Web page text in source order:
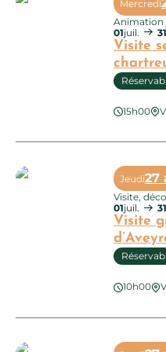
Visite
15h00
Mercredi
Animation
01juil. 31
Visite sensorielle de la
Visite
10h00
Jeudi27
Visite,
01juil. 31
Visite guidée de Villeneuve-